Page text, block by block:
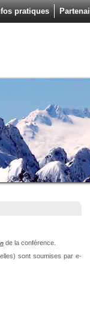
pratiques
de la conférence.
sont soumises par e-